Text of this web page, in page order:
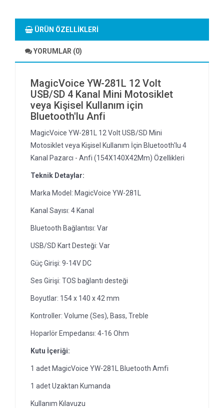
ÜRÜN ÖZELLIKLERI
YORUMLAR (0)
MagicVoice YW-281L 12 Volt
USB/SD 4 Kanal Mini Motosiklet
veya Kişisel Kullanım için
Bluetooth'lu Anfi
MagicVoice YW-281L 12 Volt USB/SD Mini
Motosiklet veya Kişisel Kullanım İçin Bluetooth'lu 4
Kanal Pazarcı - Anfi (154X140X42Mm) Özellikleri
Teknik Detaylar:
Marka Model: MagicVoice YW-281L
Kanal Sayısı: 4 Kanal
Bluetooth Bağlantısı: Var
USB/SD Kart Desteği: Var
Güç Girişi: 9-14V DC
Ses Girişi: TOS bağlantı desteği
Boyutlar: 154 x 140 x 42 mm
Kontroller: Volume (Ses), Bass, Treble
Hoparlör Empedansı: 4-16 Ohm
Kutu İçeriği:
1 adet MagicVoice YW-281L Bluetooth Amfi
1 adet Uzaktan Kumanda
Kullanım Kılavuzu